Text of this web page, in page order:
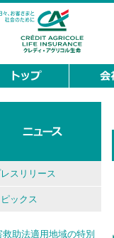
スリリース
ピックス
救助法適用地域の特別